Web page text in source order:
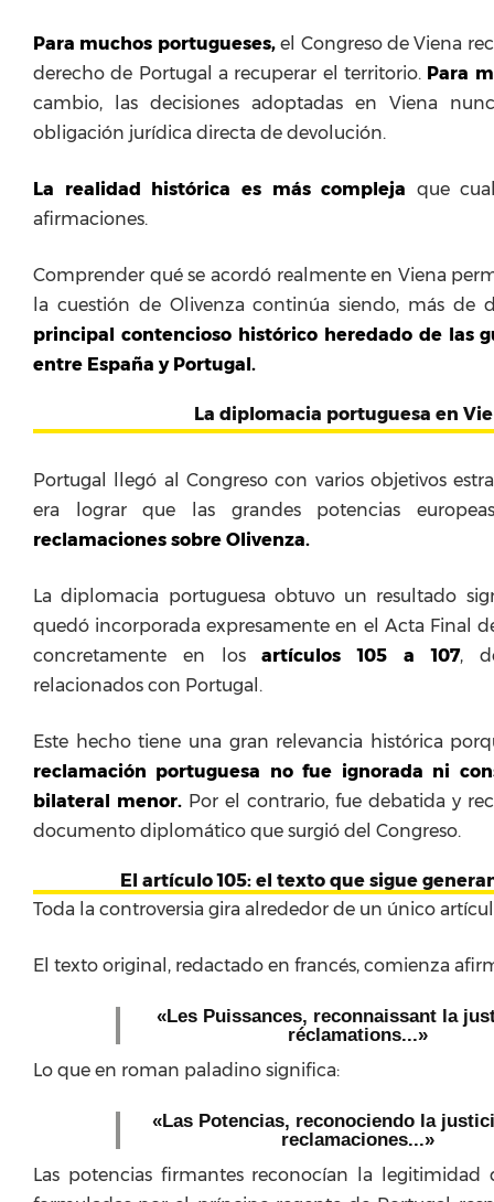
Para muchos portugueses,el Congreso de Viena
derecho de Portugal a recuperar el territorio. Para
cambio, las decisiones adoptadas en Viena
obligación jurídica directa de devolución.
La realidad histórica es más compleja que
afirmaciones.
Comprender qué se acordó realmente en Viena
la cuestión de Olivenza continúa siendo, más de
principal contencioso histórico heredado de las
entre España y Portugal.
La diplomacia portuguesa en
Portugal llegó al Congreso con varios objetivos
era lograr que las grandes potencias
reclamaciones sobre Olivenza.
La diplomacia portuguesa obtuvo un resultado
quedó incorporada expresamente en el Acta Final
concretamente en losartículos 105 a 107,
relacionados con Portugal.
Este hecho tiene una gran relevancia histórica
reclamación portuguesa no fue ignorada ni
bilateral menor. Por el contrario, fue debatida y
documento diplomático que surgió del Congreso.
El artículo 105: el texto que sigue
Toda la controversia gira alrededor de un único
El texto original, redactado en francés, comienza
«Les Puissances, reconnaissant la
réclamations...»
Lo que en roman paladino significa:
«Las Potencias, reconociendo la
reclamaciones...»
Las potencias firmantes reconocían la legitimidad